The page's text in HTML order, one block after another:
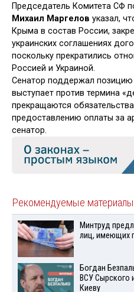
Председатель Комитета СФ
Михаил Маргелов указал,
Крыма в состав России,
украинских соглашениях
поскольку прекратились
Россией и Украиной.
Сенатор поддержал
выступает против термина
прекращаются
предоставлению оплаты за
сенатор.
Рекомендуемые материалы
Минтруд
лиц, имеющих
Богдан
ВСУ Сырского
Киеву